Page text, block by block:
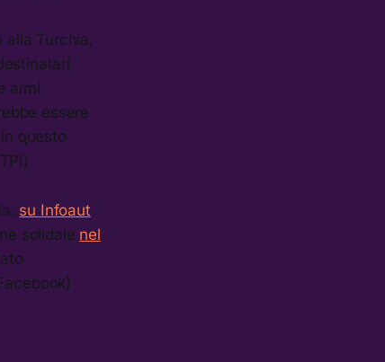
Turchia,
armi
essere
questo
su Infoaut
solidale nel